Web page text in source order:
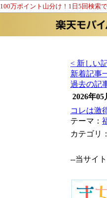
100万ポイント山分け！1日5回検索
< 新しい
新着記事
過去の記
2026年05
コレは激
テーマ：
カテゴリ：
--当サイ